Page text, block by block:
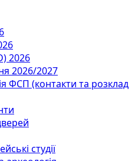
2026
2026/2027
ФСП (контакти та розклад
студії